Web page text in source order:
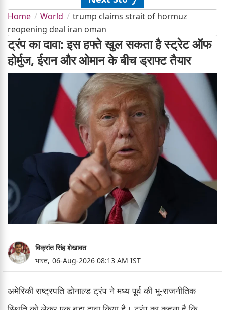
Home World
trump claims strait of hormuz
reopening deal iran oman
ट्रंप का दावा: इस हफ्ते खुल सकता है स्ट्रेट ऑफ
होर्मुज, ईरान और ओमान के बीच ड्राफ्ट तैयार
विक्रांत सिंह शेखावत
भारत, 06-Aug-2026 08:13 AM IST
अमेरिकी राष्ट्रपति डोनाल्ड ट्रंप ने मध्य पूर्व की भू-राजनीतिक